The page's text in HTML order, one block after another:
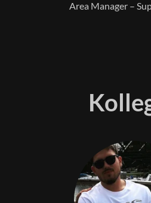
Area Manager –